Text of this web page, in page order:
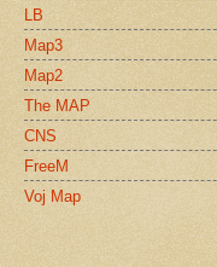
LB
Map3
Map2
The MAP
CNS
FreeM
Voj Map